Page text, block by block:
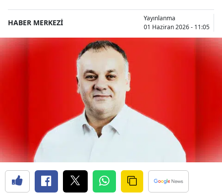
HABER MERKEZİ
Yayınlanma
01 Haziran 2026 - 11:05